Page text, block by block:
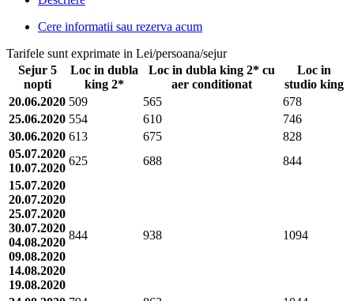
Cere informatii sau rezerva acum
Tarifele sunt exprimate in Lei/persoana/sejur
Sejur 5
nopti
Loc in dubla
king 2*
Loc in dubla king 2* cu
aer conditionat
Loc in
studio king
20.06.2020 509 565
678
25.06.2020 554 610
746
30.06.2020 613 675
828
05.07.2020
10.07.2020
625 688
844
15.07.2020
20.07.2020
25.07.2020
30.07.2020
04.08.2020
09.08.2020
14.08.2020
19.08.2020
844 938 1094